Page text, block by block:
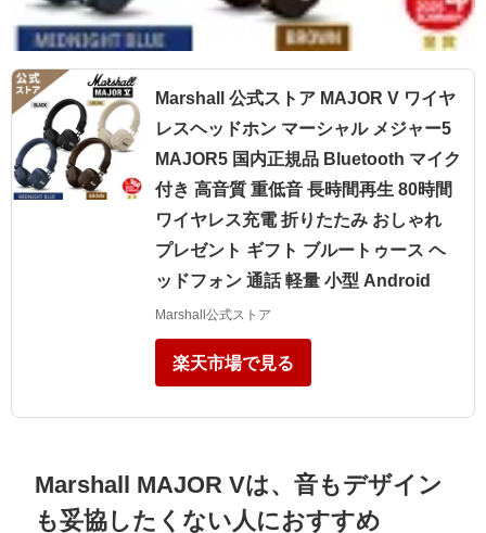
Marshall 公式ストア MAJOR V ワイヤ
レスヘッドホン マーシャル メジャー5
MAJOR5 国内正規品 Bluetooth マイク
付き 高音質 重低音 長時間再生 80時間
ワイヤレス充電 折りたたみ おしゃれ
プレゼント ギフト ブルートゥース ヘ
ッドフォン 通話 軽量 小型 Android
Marshall公式ストア
楽天市場で見る
Marshall MAJOR Vは、音もデザイン
も妥協したくない人におすすめ